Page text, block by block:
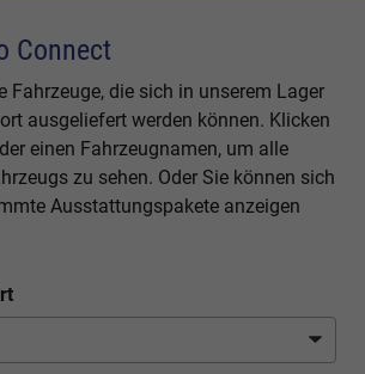
Connect
Fahrzeuge, die sich in unserem Lager
ausgeliefert werden können. Klicken
einen Fahrzeugnamen, um alle
zu sehen. Oder Sie können sich
Ausstattungspakete anzeigen